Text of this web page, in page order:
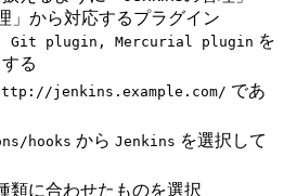
」から対応するプラグイン
Git plugin, Mercurial plugin を
る
jenkins.example.com/ であ
hooks から Jenkins を選択して
類に合わせたものを選択